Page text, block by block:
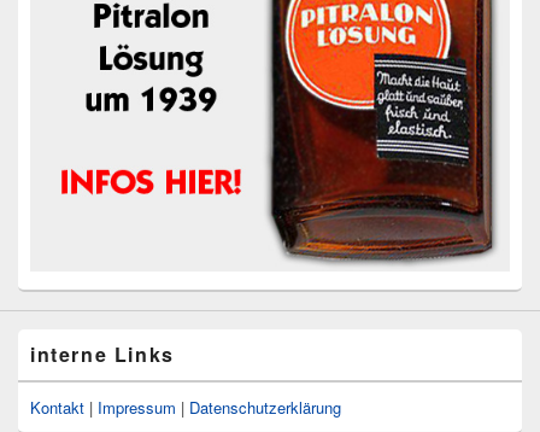
interne Links
Kontakt | Impressum | Datenschutzerklärung